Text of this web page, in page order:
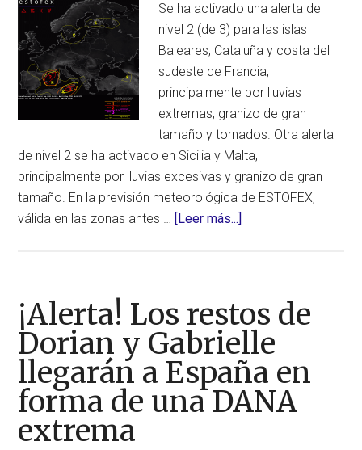
Se ha activado una alerta de
nivel 2 (de 3) para las islas
Baleares, Cataluña y costa del
sudeste de Francia,
principalmente por lluvias
extremas, granizo de gran
tamaño y tornados. Otra alerta
de nivel 2 se ha activado en Sicilia y Malta,
principalmente por lluvias excesivas y granizo de gran
tamaño. En la previsión meteorológica de ESTOFEX,
válida en las zonas antes … [Leer más...]
nivel
para
las
islas
¡Alerta! Los restos de
Dorian y Gabrielle
llegarán a España en
forma de una DANA
extrema